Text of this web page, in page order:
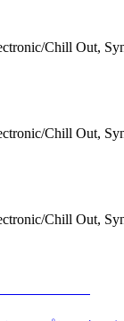
Chill Out,
Chill Out,
Chill Out,